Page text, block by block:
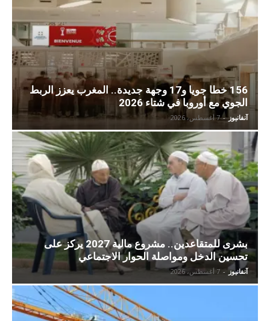
156 خطا جويا و17 وجهة جديدة.. المغرب يعزز الربط
الجوي مع أوروبا في شتاء 2026
آنفانيوز - 7 أغسطس، 2026
بشرى للمتقاعدين.. مشروع مالية 2027 يركز على
تحسين الدخل ومواصلة الحوار الاجتماعي
آنفانيوز - 7 أغسطس، 2026